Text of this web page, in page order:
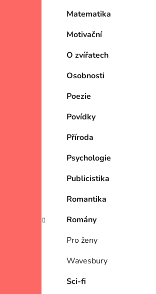
Matematika
Motivační
O zvířatech
Osobnosti
Poezie
Povídky
Příroda
Psychologie
Publicistika
Romantika
Romány
Pro ženy
Wavesbury
Sci-fi